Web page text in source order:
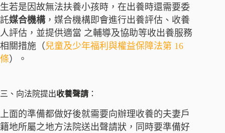
生若是因故無法扶養小孩時，在出養時還需要委
託媒合機構，媒合機構即會進行出養評估、收養
人評估，並提供適當 之輔導及協助等收出養服務
相關措施（ 兒童及少年福利與權益保障法第 16
條）。
三、向法院提出收養聲請 ：
上面的準備都做好後就需要向辦理收養的夫妻戶
籍地所屬之地方法院送出聲請狀，同時要準備好